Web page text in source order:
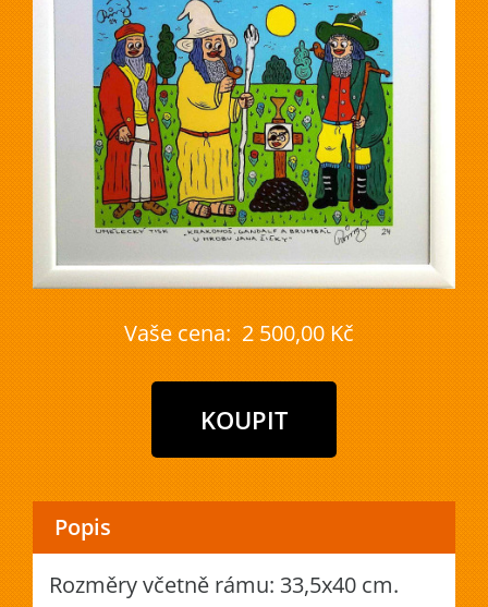
Vaše cena: 2 500,00 Kč
Popis
Rozměry včetně rámu: 33,5x40 cm.